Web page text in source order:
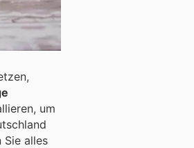
Sie alles